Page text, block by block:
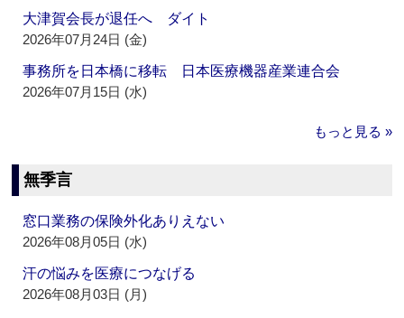
大津賀会長が退任へ ダイト
2026年07月24日 (金)
事務所を日本橋に移転 日本医療機器産業連合会
2026年07月15日 (水)
もっと見る »
無季言
窓口業務の保険外化ありえない
2026年08月05日 (水)
汗の悩みを医療につなげる
2026年08月03日 (月)